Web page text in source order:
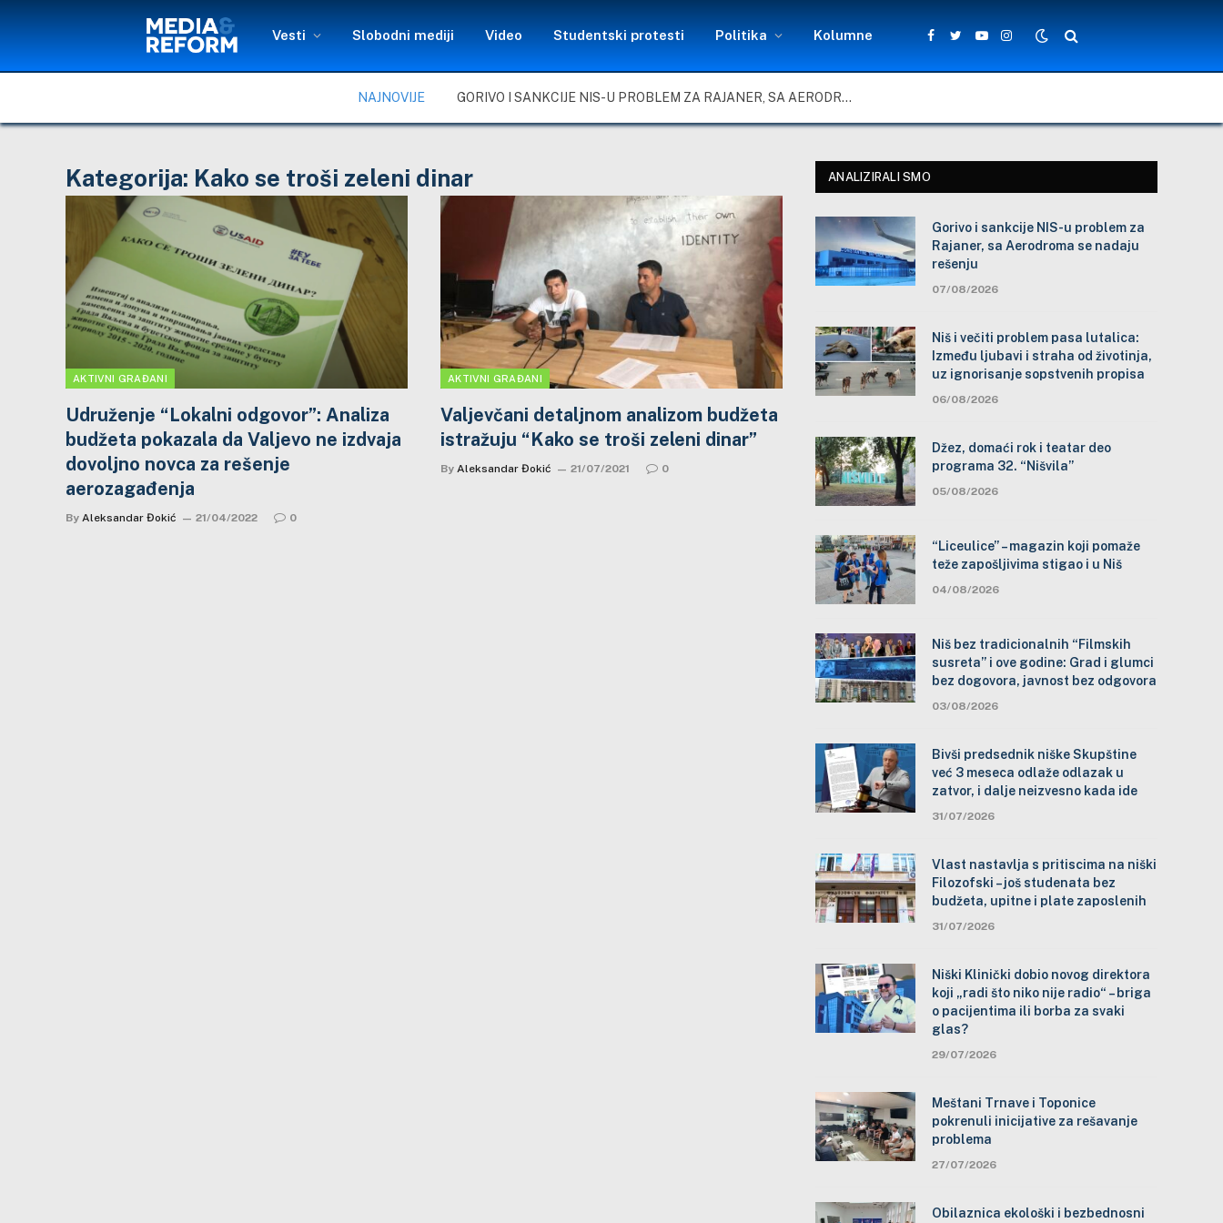
Vesti Slobodni mediji Video Studentski protesti Politika Kolumne
Facebook
TwitterYouTubeInstagram
NAJNOVIJE GORIVO I SANKCIJE NIS-U PROBLEM ZA RAJANER, SA AERODROMA SE NADAJU REŠENJU
Kategorija: Kako se troši zeleni dinar
AKTIVNI GRAĐANI
Udruženje “Lokalni odgovor”: Analiza
budžeta pokazala da Valjevo ne izdvaja
dovoljno novca za rešenje
aerozagađenja
By Aleksandar Đokić 21/04/2022 0
AKTIVNI GRAĐANI
Valjevčani detaljnom analizom budžeta
istražuju “Kako se troši zeleni dinar”
By Aleksandar Đokić 21/07/2021 0
ANALIZIRALI SMO
Gorivo i sankcije NIS-u problem za
Rajaner, sa Aerodroma se nadaju
rešenju
07/08/2026
Niš i večiti problem pasa lutalica:
Između ljubavi i straha od životinja,
uz ignorisanje sopstvenih propisa
06/08/2026
Džez, domaći rok i teatar deo
programa 32. “Nišvila”
05/08/2026
“Liceulice” – magazin koji pomaže
teže zapošljivima stigao i u Niš
04/08/2026
Niš bez tradicionalnih “Filmskih
susreta” i ove godine: Grad i glumci
bez dogovora, javnost bez odgovora
03/08/2026
Bivši predsednik niške Skupštine
već 3 meseca odlaže odlazak u
zatvor, i dalje neizvesno kada ide
31/07/2026
Vlast nastavlja s pritiscima na niški
Filozofski – još studenata bez
budžeta, upitne i plate zaposlenih
31/07/2026
Niški Klinički dobio novog direktora
koji „radi što niko nije radio“ – briga
o pacijentima ili borba za svaki
glas?
29/07/2026
Meštani Trnave i Toponice
pokrenuli inicijative za rešavanje
problema
27/07/2026
Obilaznica ekološki i bezbednosni